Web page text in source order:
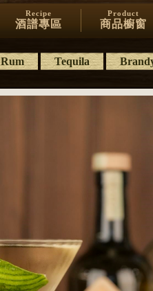
Recipe
酒譜專區
Product
商品櫥窗
Rum Tequila